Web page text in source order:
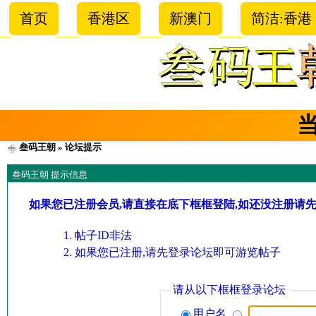
首页 香港区 新澳门 简洁:香港
叁码王朝 » 论坛提示
叁码王朝 提示信息
如果您已注册会员,请直接在底下框框登陆,如还没注册请
帖子ID非法
如果您已注册,请先登录论坛即可游览帖子
请从以下框框登录论坛
用户名